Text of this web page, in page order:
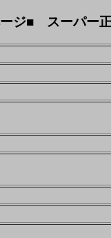
ージ■ スーパー